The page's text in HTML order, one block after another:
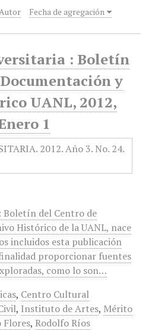
Fecha de agregación
: Boletín
y
UANL, 2012,
1
Boletín del Centro de
Histórico de la UANL, nace
incluidos esta publicación
proporcionar fuentes
como lo son…
, Centro Cultural
, Instituto de Artes, Mérito
Flores, Rodolfo Ríos